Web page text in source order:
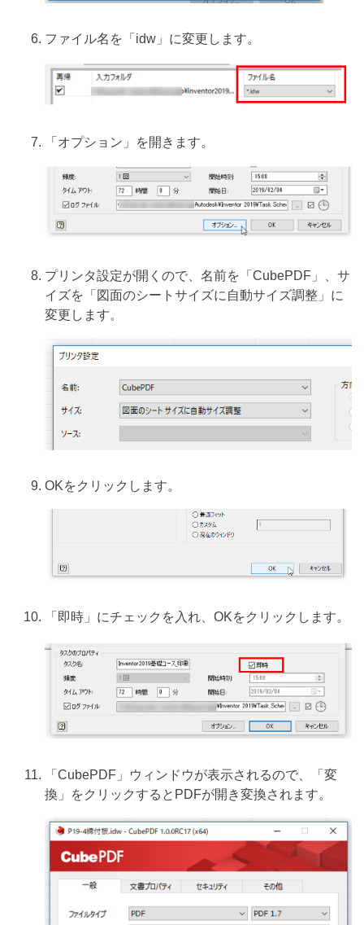
ファイル名を「idw」に変更します。
「オプション」を開きます。
プリンタ設定が開くので、名前を「CubePDF」、サ
イズを「図面のシートサイズに自動サイズ調整」に
変更します。
OKをクリックします。
「即時」にチェックを入れ、OKをクリックします。
「CubePDF」ウィンドウが表示されるので、「変
換」をクリックするとPDFが開き変換されます。